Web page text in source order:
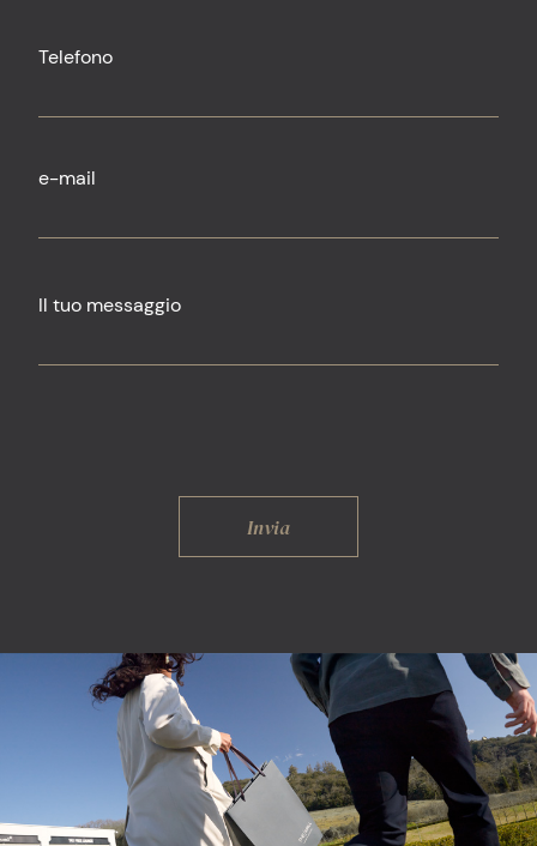
Telefono
e-mail
Il tuo messaggio
Invia